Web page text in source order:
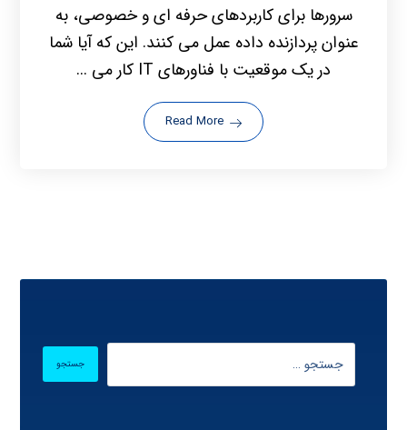
سرورها برای کاربردهای حرفه ای و خصوصی، به
عنوان پردازنده داده عمل می کنند. این که آیا شما
در یک موقعیت با فناورهای IT کار می ...
Read More